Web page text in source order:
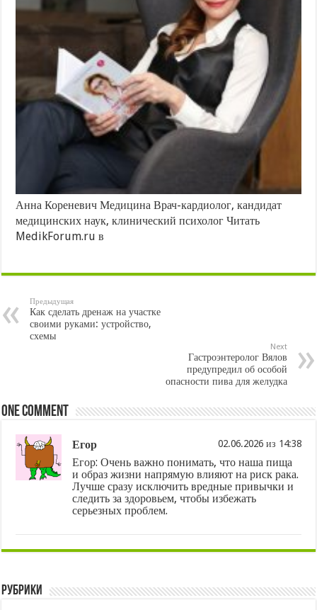
Анна Кореневич Медицина Врач-кардиолог, кандидат
медицинских наук, клинический психологЧитать
MedikForum.ru в
Предыдущая
Как сделать дренаж на участке
своими руками: устройство,
схемы
Next
Гастроэнтеролог Вялов
предупредил об особой
опасности пива для желудка
One comment
Егор 02.06.2026 из 14:38
Егор: Очень важно понимать, что наша пища
и образ жизни напрямую влияют на риск рака.
Лучше сразу исключить вредные привычки и
следить за здоровьем, чтобы избежать
серьезных проблем.
Рубрики